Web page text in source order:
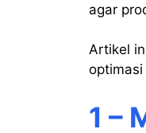
agar
Artikel
1 –